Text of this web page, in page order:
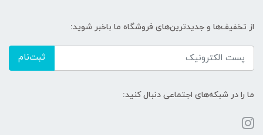
از تخفیف‌ها و جدیدترین‌های فروشگاه ما باخبر شوید:
ثبت‌نام
ما را در شبکه‌های اجتماعی دنبال کنید: